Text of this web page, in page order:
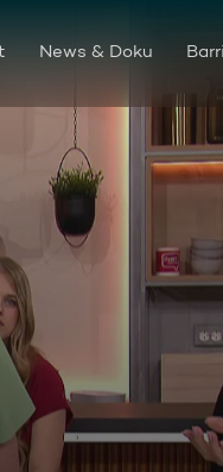
News & Doku
Zeit - Wenn die